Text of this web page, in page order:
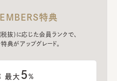
特典
抜)に応じた会員ランクで、
典がアップグレード。
最大 5%